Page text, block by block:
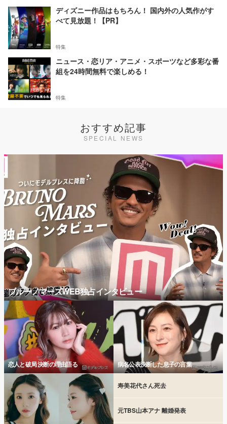
ディズニー作品はもちろん！ 国内外の人気作がす
べて見放題！【PR】
特集
ニュース・恋リア・アニメ・スポーツなど多彩な番
組を24時間無料で楽しめる！
特集
おすすめ記事
SPECIAL NEWS
ブルーノマーズWEB独占インタビュー
恋人と破局 決断の理由語る 病名公表決断した息子の言葉
寿美花代さん死去
元TBS山本アナ 離婚発表